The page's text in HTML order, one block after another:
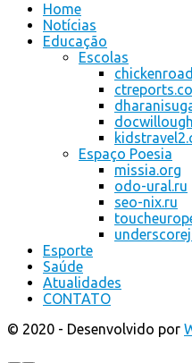
Home
Notícias
Educação
Escolas
Espaço Poesia
missia.org
odo-ural.ru
seo-nix.ru
Esporte
Saúde
Atualidades
CONTATO
© 2020 - Desenvolvido por